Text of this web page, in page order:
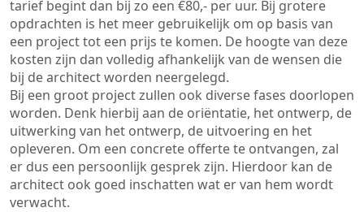
tarief begint dan bij zo een €80,- per uur. Bij grotere
opdrachten is het meer gebruikelijk om op basis van
een project tot een prijs te komen. De hoogte van deze
kosten zijn dan volledig afhankelijk van de wensen die
bij de architect worden neergelegd.
Bij een groot project zullen ook diverse fases doorlopen
worden. Denk hierbij aan de oriëntatie, het ontwerp, de
uitwerking van het ontwerp, de uitvoering en het
opleveren. Om een concrete offerte te ontvangen, zal
er dus een persoonlijk gesprek zijn. Hierdoor kan de
architect ook goed inschatten wat er van hem wordt
verwacht.